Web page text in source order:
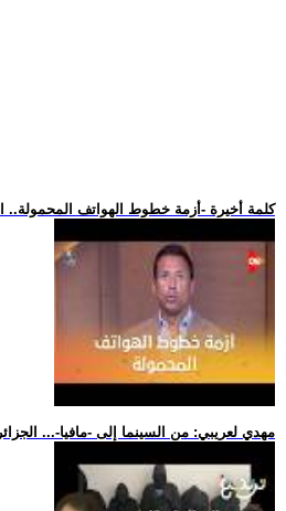
.. كلمة أخيرة -أزمة خطوط الهواتف
.. مهدي لعريبي: من السينما إلى -مافيا-...